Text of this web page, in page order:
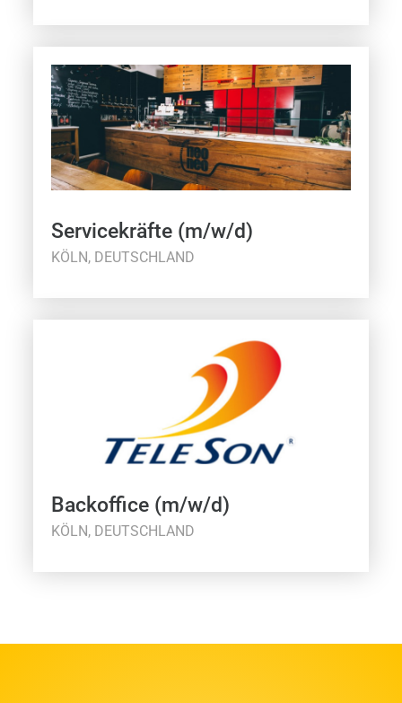
Servicekräfte (m/w/d)
KÖLN, DEUTSCHLAND
Backoffice (m/w/d)
KÖLN, DEUTSCHLAND